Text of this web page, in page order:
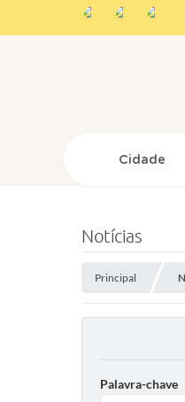
Cidade
Notícias
Principal
Palavra-chave